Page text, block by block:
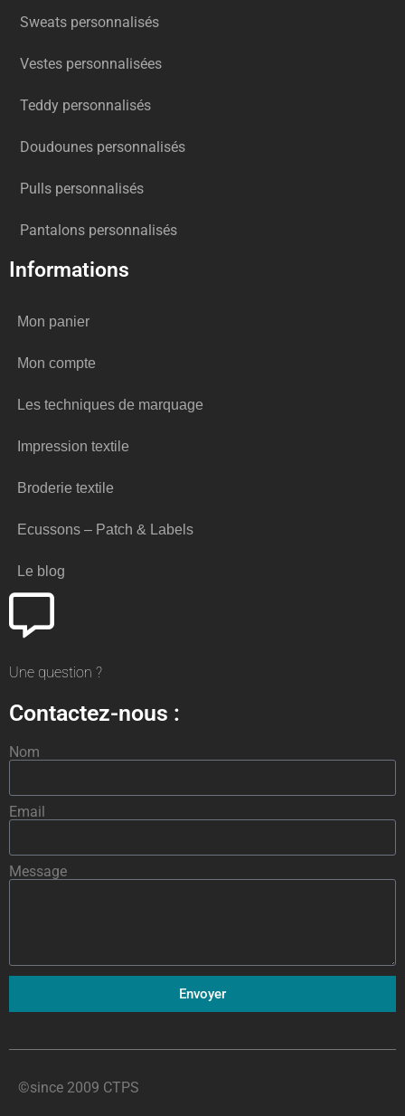
Sweats personnalisés
Vestes personnalisées
Teddy personnalisés
Doudounes personnalisés
Pulls personnalisés
Pantalons personnalisés
Informations
Mon panier
Mon compte
Les techniques de marquage
Impression textile
Broderie textile
Ecussons – Patch & Labels
Le blog
Une question ?
Contactez-nous :
Nom
Email
Message
Envoyer
©since 2009 CTPS